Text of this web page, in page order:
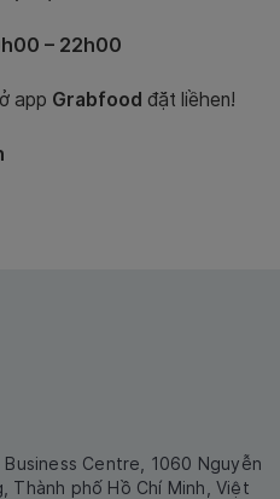
– 22h00
app Grabfood đặt liềhen!
Centre, 1060 Nguyễn
Thành phố Hồ Chí Minh, Việt